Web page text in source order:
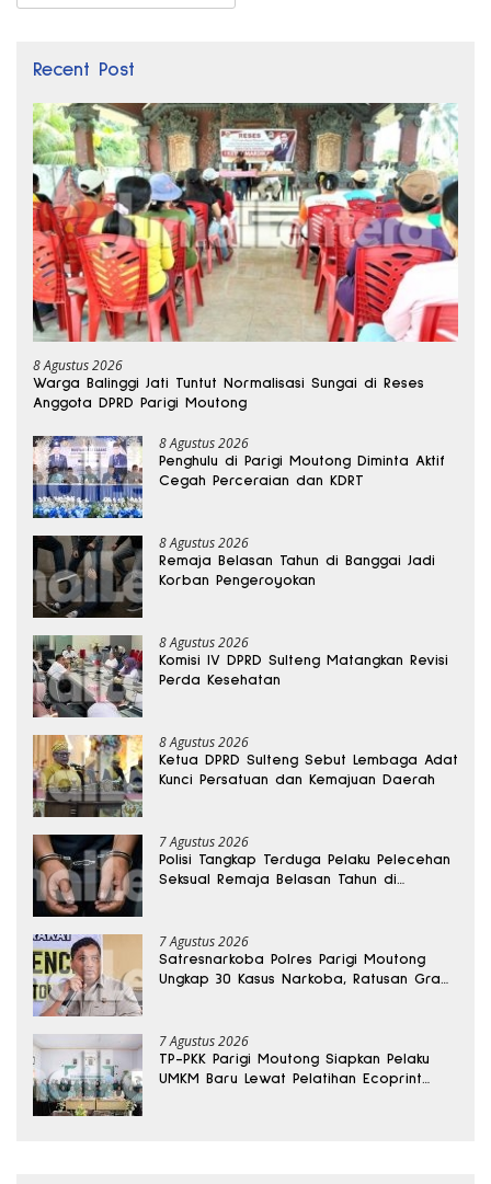
Recent Post
8 Agustus 2026
Warga Balinggi Jati Tuntut Normalisasi Sungai di Reses
Anggota DPRD Parigi Moutong
8 Agustus 2026
Penghulu di Parigi Moutong Diminta Aktif
Cegah Perceraian dan KDRT
8 Agustus 2026
Remaja Belasan Tahun di Banggai Jadi
Korban Pengeroyokan
8 Agustus 2026
Komisi IV DPRD Sulteng Matangkan Revisi
Perda Kesehatan
8 Agustus 2026
Ketua DPRD Sulteng Sebut Lembaga Adat
Kunci Persatuan dan Kemajuan Daerah
7 Agustus 2026
Polisi Tangkap Terduga Pelaku Pelecehan
Seksual Remaja Belasan Tahun di
7 Agustus 2026
Satresnarkoba Polres Parigi Moutong
Ungkap 30 Kasus Narkoba, Ratusan Gram
7 Agustus 2026
TP-PKK Parigi Moutong Siapkan Pelaku
UMKM Baru Lewat Pelatihan Ecoprint